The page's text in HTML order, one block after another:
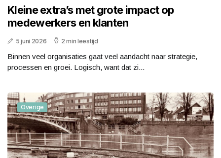
Kleine extra’s met grote impact op
medewerkers en klanten
5 juni 2026 2 min leestijd
Binnen veel organisaties gaat veel aandacht naar strategie,
processen en groei. Logisch, want dat zi...
Overige